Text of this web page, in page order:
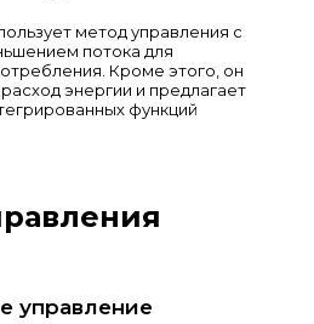
метод управления с
потока для
Кроме этого, он
энергии и предлагает
функций
управление